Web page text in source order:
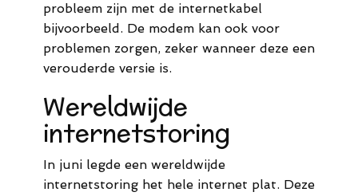
probleem zijn met de internetkabel
bijvoorbeeld. De modem kan ook voor
problemen zorgen, zeker wanneer deze een
verouderde versie is.
Wereldwijde
internetstoring
In juni legde een wereldwijde
internetstoring het hele internet plat. Deze